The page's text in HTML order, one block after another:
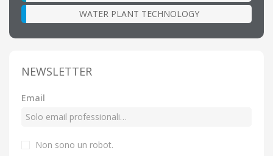
WATER PLANT TECHNOLOGY
NEWSLETTER
Email
Non sono un robot.